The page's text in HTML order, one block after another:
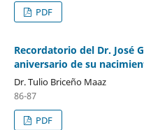
PDF
Recordatorio del Dr. José
aniversario de su
Dr. Tulio Briceño Maaz
86-87
PDF